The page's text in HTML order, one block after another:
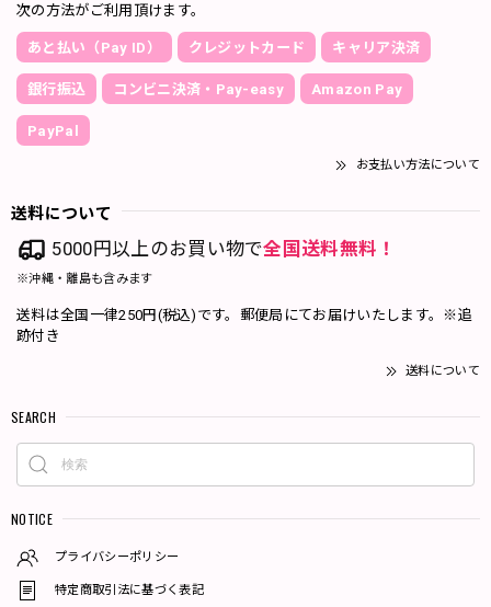
次の方法がご利用頂けます。
あと払い（Pay ID） クレジットカード キャリア決済
銀行振込 コンビニ決済・Pay-easy Amazon Pay
PayPal
お支払い方法について
送料について
5000円以上のお買い物で全国送料無料！
※沖縄・離島も含みます
送料は全国一律250円(税込)です。郵便局にてお届けいたします。※追
跡付き
送料について
SEARCH
NOTICE
プライバシーポリシー
特定商取引法に基づく表記